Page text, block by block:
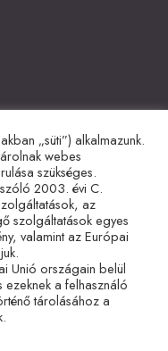
Sütitájékoztató
„süti”) alkalmazunk.
webes
szükséges.
2003. évi C.
az
szolgáltatások egyes
valamint az Európai
Unió országain belül
ezeknek a felhasználó
tárolásához a